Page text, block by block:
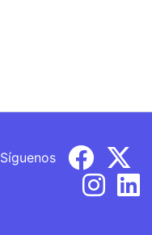
Síguenos